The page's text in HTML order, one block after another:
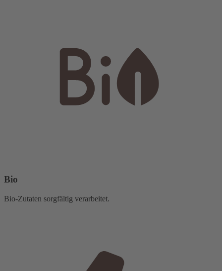
Bio
Bio-Zutaten sorgfältig verarbeitet.